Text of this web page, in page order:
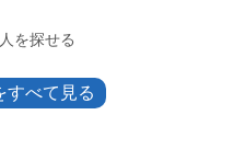
を探せる
る